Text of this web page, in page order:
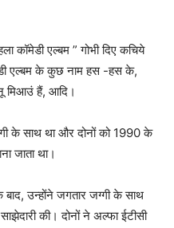
कॉमेडी एल्बम ” गोभी दिए कचिये
एल्बम के कुछ नाम हस -हस के,
मिआउं हैं, आदि।
के साथ था और दोनों को 1990 के
जाता था।
उन्होंने जगतार जग्गी के साथ
की। दोनों ने अल्फा ईटीसी